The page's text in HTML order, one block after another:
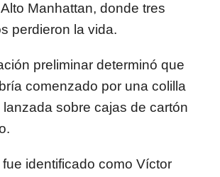
Manhattan, donde tres
perdieron la vida.
preliminar determinó que
comenzado por una colilla
lanzada sobre cajas de cartón
identificado como Víctor